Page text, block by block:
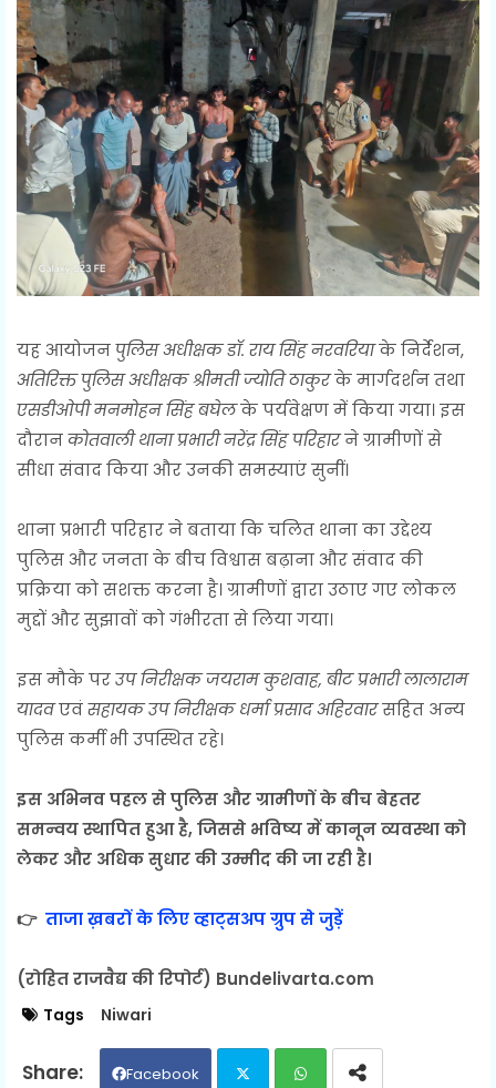
यह आयोजनपुलिस अधीक्षक डॉ. राय सिंह नरवरियाके निर्देशन,
अतिरिक्त पुलिस अधीक्षक श्रीमती ज्योति ठाकुरके मार्गदर्शन तथा
एसडीओपी मनमोहन सिंह बघेलके पर्यवेक्षण में किया गया। इस
दौरानकोतवाली थाना प्रभारी नरेंद्र सिंह परिहारने ग्रामीणों से
सीधा संवाद किया और उनकी समस्याएं सुनीं।
थाना प्रभारी परिहार ने बताया कि चलित थाना का उद्देश्य
पुलिस और जनता के बीच विश्वास बढ़ाना और संवाद की
प्रक्रिया को सशक्त करना है। ग्रामीणों द्वारा उठाए गए लोकल
मुद्दों और सुझावों को गंभीरता से लिया गया।
इस मौके परउप निरीक्षक जयराम कुशवाह, बीट प्रभारी लालाराम
यादवएवंसहायक उप निरीक्षक धर्मा प्रसाद अहिरवारसहित अन्य
पुलिस कर्मी भी उपस्थित रहे।
इस अभिनव पहल से पुलिस और ग्रामीणों के बीच बेहतर
समन्वय स्थापित हुआ है, जिससे भविष्य में कानून व्यवस्था को
लेकर और अधिक सुधार की उम्मीद की जा रही है।
👉 ताजा ख़बरों के लिए व्हाट्सअप ग्रुप से जुड़ें
(रोहित राजवैद्य की रिपोर्ट) Bundelivarta.com
Tags Niwari
Facebook